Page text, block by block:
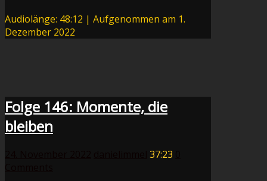
Audiolänge: 48:12 | Aufgenommen am 1.
Dezember 2022
Folge 146: Momente, die
bleiben
37:23